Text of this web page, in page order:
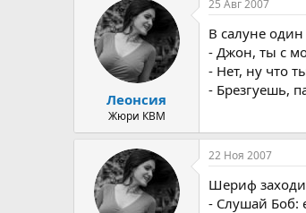
ч
а
л
а
Леонсия
Жюри КВМ
25 Авг 2007
В салуне
- Джон, ты с
- Нет, ну что
- Брезгуешь,
22 Ноя 2007
Шеpиф
- Слушай Боб: